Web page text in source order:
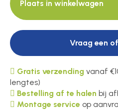
Plaats in winkelwagen
Vraag een
Gratis verzending vanaf
lengtes)
Bestelling af te halen bij
Montage service op